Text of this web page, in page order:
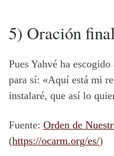
5) Oración
Pues Yahvé ha
para sí: «Aquí está mi
instalaré, que así lo
Fuente: Orden de
(https://ocarm.org/es/)